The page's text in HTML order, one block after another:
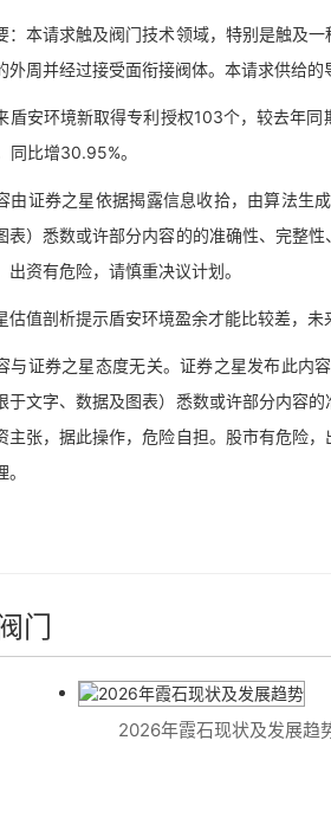
本请求触及阀门技术领域，特别是触及一
外周并经过接受面衔接阀体。本请求供给
安环境新取得专利授权103个，较去年同
同比增30.95%。
证券之星依据揭露信息收拾，由算法生成
表）悉数或许部分内容的的准确性、完整
出资有危险，请慎重决议计划。
值剖析提示盾安环境盈余才能比较差，未
证券之星态度无关。证券之星发布此内容
于文字、数据及图表）悉数或许部分内容
主张，据此操作，危险自担。股市有危险
门
2026年霞石现状及发展趋势